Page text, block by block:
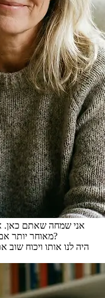
אני שמחה שאתם כאן.
מאוחר יותר אם זה מתאים. מה קרה ביניכם לאחרונה?
היה לנו אותו ויכוח